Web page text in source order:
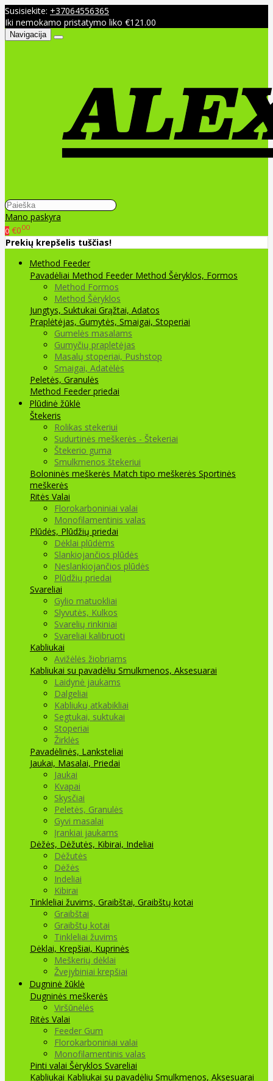
Susisiekite: +37064556365
Iki nemokamo pristatymo liko €121.00
Navigacija
Mano paskyra
0 €000
Prekių krepšelis tuščias!
Method Feeder
Pavadėliai Method Feeder Method Šėryklos, Formos
Method Formos
Method Šėryklos
Jungtys, Suktukai Grąžtai, Adatos
Praplėtėjas, Gumytės, Smaigai, Stoperiai
Gumelės masalams
Gumyčių prapletėjas
Masalų stoperiai, Pushstop
Smaigai, Adatėlės
Peletės, Granulės
Method Feeder priedai
Plūdinė žūklė
Štekeris
Rolikas stekeriui
Sudurtinės meškerės - Štekeriai
Štekerio guma
Smulkmenos štekeriui
Boloninės meškerės Match tipo meškerės Sportinės
meškerės
Ritės Valai
Florokarboniniai valai
Monofilamentinis valas
Plūdės, Plūdžių priedai
Dėklai plūdėms
Slankiojančios plūdės
Neslankiojančios plūdės
Plūdžių priedai
Svareliai
Gylio matuokliai
Slyvutės, Kulkos
Svarelių rinkiniai
Svareliai kalibruoti
Kabliukai
Avižėlės žiobriams
Kabliukai su pavadėliu Smulkmenos, Aksesuarai
Laidynė jaukams
Dalgeliai
Kabliukų atkabikliai
Segtukai, suktukai
Stoperiai
Žirklės
Pavadėlinės, Lanksteliai
Jaukai, Masalai, Priedai
Jaukai
Kvapai
Skysčiai
Peletės, Granulės
Gyvi masalai
Įrankiai jaukams
Dėžės, Dėžutės, Kibirai, Indeliai
Dėžutės
Dėžės
Indeliai
Kibirai
Tinkleliai žuvims, Graibštai, Graibštų kotai
Graibštai
Graibštų kotai
Tinkleliai žuvims
Dėklai, Krepšiai, Kuprinės
Meškerių dėklai
Žvejybiniai krepšiai
Dugninė žūklė
Dugninės meškerės
Viršūnėlės
Ritės Valai
Feeder Gum
Florokarboniniai valai
Monofilamentinis valas
Pinti valai Šėryklos Svareliai
Kabliukai Kabliukai su pavadėliu Smulkmenos, Aksesuarai